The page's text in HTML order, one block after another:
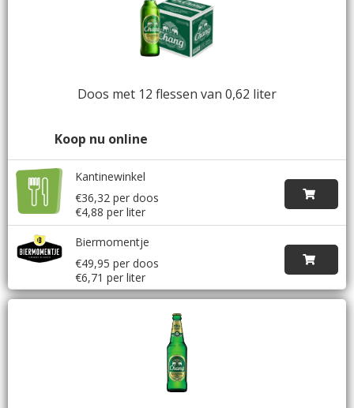
Doos met 12 flessen van 0,62 liter
Koop nu online
Kantinewinkel
€36,32 per doos
€4,88 per liter
Biermomentje
€49,95 per doos
€6,71 per liter